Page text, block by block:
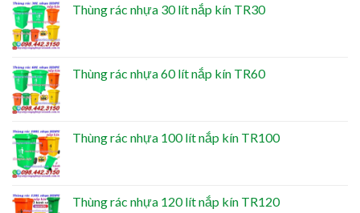
Thùng rác nhựa 30 lít nắp kín TR30
Thùng rác nhựa 60 lít nắp kín TR60
Thùng rác nhựa 100 lít nắp kín TR100
Thùng rác nhựa 120 lít nắp kín TR120